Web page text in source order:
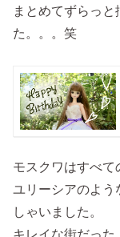
まとめてずらっ
た。。。笑
モスクワはすべ
ユリーシアのよう
しゃいました。
キレイな街だった